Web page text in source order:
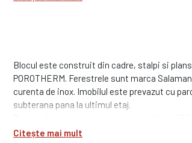
Blocul este construit din cadre, stalpi si
POROTHERM. Ferestrele sunt marca
curenta de inox. Imobilul este prevazut cu
subterana pana la ultimul etaj.
canalizare, curent electric, CATv si internet)
Citește mai mult